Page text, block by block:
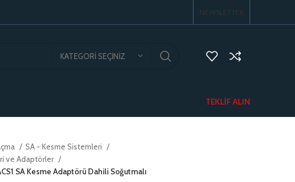
NEWSLETTER
KATEGORI SEÇINIZ
TEKLIF ALIN
SA - Kesme Sistemleri
ve Adaptörler
SA Kesme Adaptörü Dahili Soğutmalı